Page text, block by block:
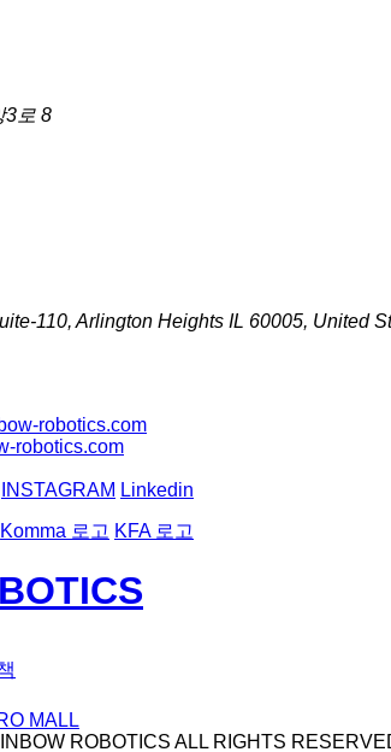
3로 8
110, Arlington Heights IL 60005, United
robotics.com
robotics.com
INSTAGRAM Linkedin
Komma 로고 KFA 로고
MALL
ROBOTICS ALL RIGHTS